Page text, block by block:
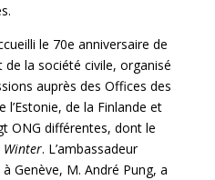
le 70e anniversaire de
la société civile, organisé
auprès des Offices des
l’Estonie, de la Finlande et
ONG différentes, dont le
. L’ambassadeur
à Genève, M. André Pung, a